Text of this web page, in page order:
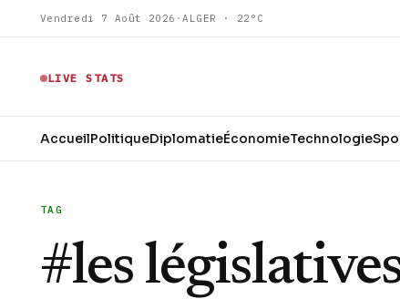
Vendredi 7 Août 2026 ·ALGER · 22°C
LIVE STATS
AccueilPolitiqueDiplomatieÉconomieTechnologie
TAG
#les